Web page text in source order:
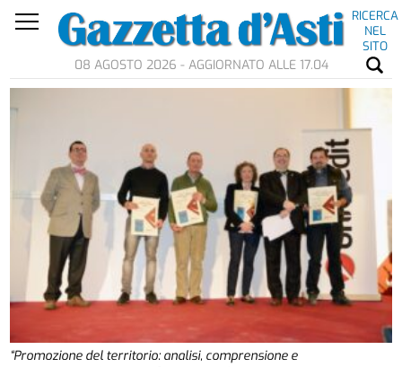
RICERCA
NEL
SITO
08 AGOSTO 2026 - AGGIORNATO ALLE 17.04
“Promozione del territorio: analisi, comprensione e